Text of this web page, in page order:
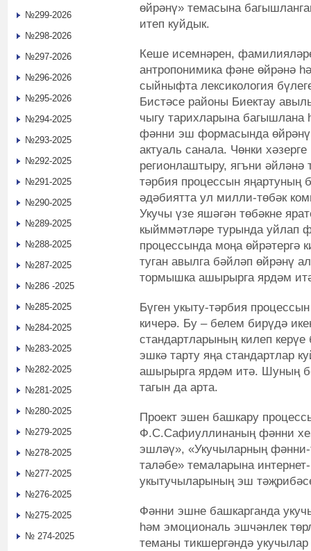
өйрәнү» темасына
итеп куйдык.
Кеше исемнәрен,
антропонимика фәне өйрәнә
сыйныфта лексикология
Бистәсе районы Биектау
чыгу тарихларына багышлана
фәнни эш формасында
актуаль санала. Чөнки
регионлаштыру, ягъни әйләнә
тәрбия процессын яңартуның
әдәбиятта ул милли-төбәк
Укучы үзе яшәгән төбәкне
кыйммәтләре турында уйлап
процессында моңа өйрәтергә
туган авылга бәйләп өйрәнү
тормышка ашырырга ярдәм
Бүген укыту-тәрбия
кичерә. Бу – белем бирүдә
стандартларының килеп
эшкә тарту яңа стандартлар
ашырырга ярдәм итә. Шуның
тагын да арта.
Проект эшен башкару
Ф.С.Сафиуллинаның фәнни
эшләү», «Укучыларның
таләбе» темаларына
укытучыларының эш
Фәнни эшне башкарганда
һәм эмоциональ эшчәнлек
теманы тикшергәндә
№299-2026
№298-2026
№297-2026
№296-2026
№295-2026
№294-2025
№293-2025
№292-2025
№291-2025
№290-2025
№289-2025
№288-2025
№287-2025
№286 -2025
№285-2025
№284-2025
№283-2025
№282-2025
№281-2025
№280-2025
№279-2025
№278-2025
№277-2025
№276-2025
№275-2025
№ 274-2025